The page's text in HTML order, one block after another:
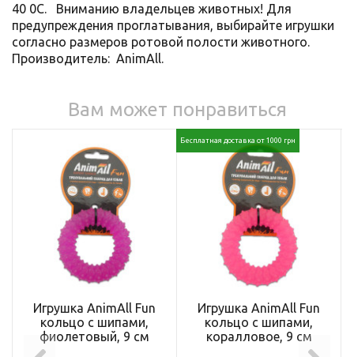
40 0С. Вниманию владельцев животных! Для
предупреждения проглатывания, выбирайте игрушки
согласно размеров ротовой полости животного.
Производитель: AnimAll.
Вам может понравиться
Игрушка AnimAll Fun
кольцо с шипами,
фиолетовый, 9 см
Бесплатная доставка от 1000 грн
Игрушка AnimAll Fun
кольцо с шипами,
коралловое, 9 см